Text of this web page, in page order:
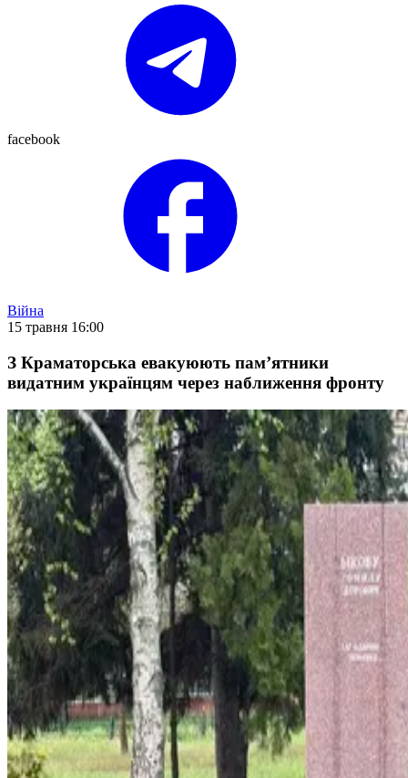
facebook
Війна
15 травня 16:00
З Краматорська евакуюють пам’ятники
видатним українцям через наближення фронту